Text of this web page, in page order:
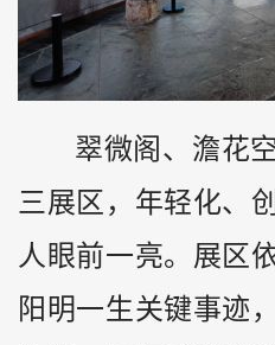
翠微阁、澹花
三展区，年轻化、
人眼前一亮。展区
阳明一生关键事迹